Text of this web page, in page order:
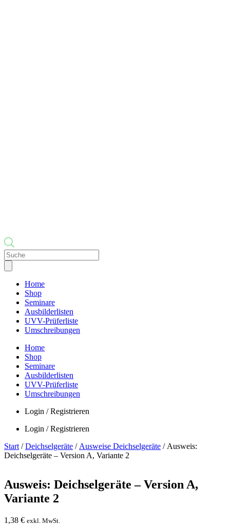
Products
search
Home
Shop
Seminare
Ausbilderlisten
UVV-Prüferliste
Umschreibungen
Home
Shop
Seminare
Ausbilderlisten
UVV-Prüferliste
Umschreibungen
Login / Registrieren
Login / Registrieren
Start /Deichselgeräte / Ausweise Deichselgeräte / Ausweis:
Deichselgeräte – Version A, Variante 2
Ausweis: Deichselgeräte – Version A,
Variante 2
1,38 € exkl. MwSt.